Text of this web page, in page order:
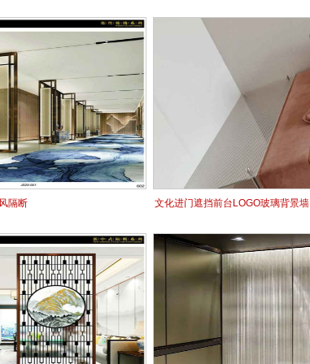
隔断 文化进门遮挡前台LOGO玻璃背景墙